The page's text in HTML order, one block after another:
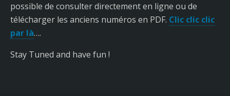
possible de consulter directement en ligne ou de
télécharger les anciens numéros en PDF. Clic clic clic
par là….
Stay Tuned and have fun !